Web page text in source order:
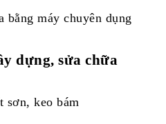
bằng máy chuyên dụng
dựng, sửa chữa
sơn, keo bám